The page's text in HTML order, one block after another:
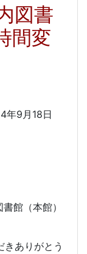
図書
間変
日
本館）
ありがとう